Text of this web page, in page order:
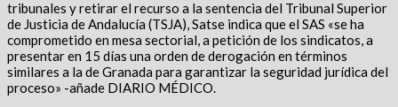
tribunales y retirar el recurso a la sentencia del Tribunal Superior
de Justicia de Andalucía (TSJA), Satse indica que el SAS «se ha
comprometido en mesa sectorial, a petición de los sindicatos, a
presentar en 15 días una orden de derogación en términos
similares a la de Granada para garantizar la seguridad jurídica del
proceso» -añade DIARIO MÉDICO.